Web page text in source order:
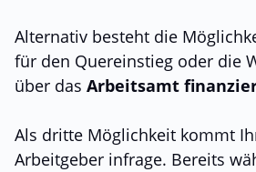
Alternativ besteht die
für den Quereinstieg oder die
über das Arbeitsamt
Als dritte Möglichkeit kommt
Arbeitgeber infrage. Bereits